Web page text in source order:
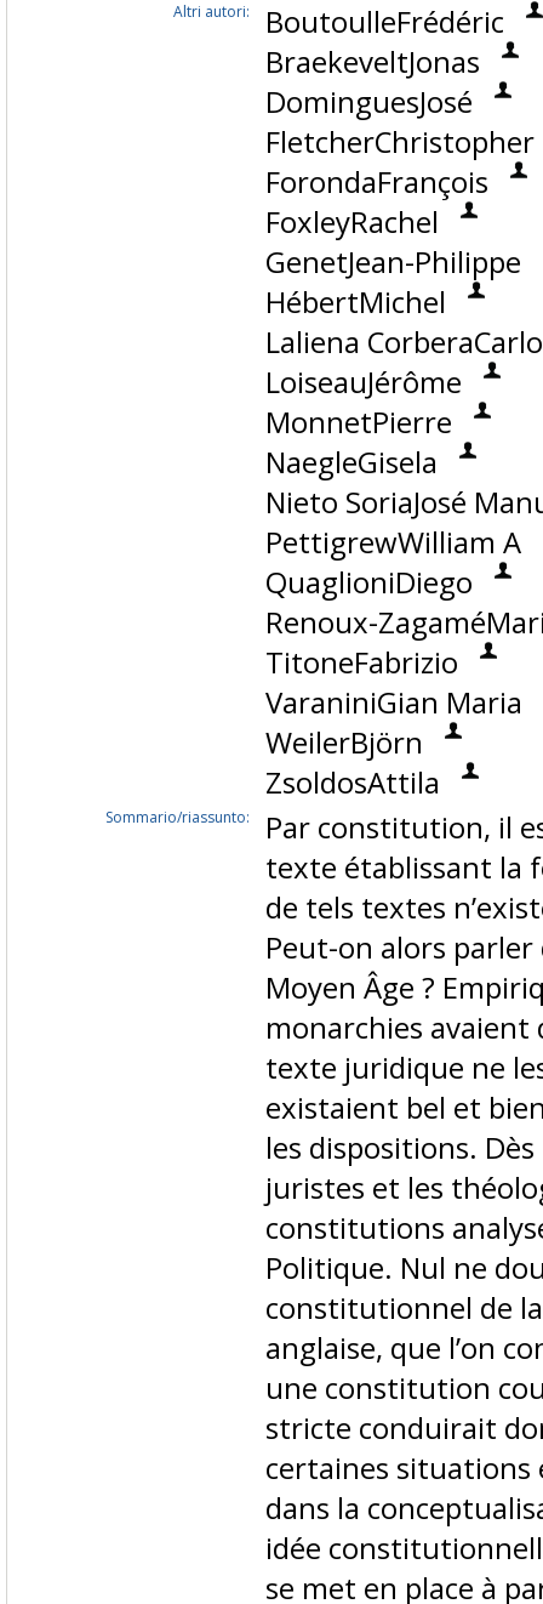
Altri autori:
BoutoulleFrédéric
BraekeveltJonas
DominguesJosé
FletcherChristopher
ForondaFrançois
FoxleyRachel
GenetJean-Philippe
HébertMichel
Laliena
LoiseauJérôme
MonnetPierre
NaegleGisela
Nieto SoriaJosé
PettigrewWilliam A
QuaglioniDiego
Renoux-
TitoneFabrizio
VaraniniGian Maria
WeilerBjörn
ZsoldosAttila
Sommario/riassunto:
Par constitution, il
texte établissant la
de tels textes
Peut-on alors
Moyen Âge ?
monarchies
texte juridique ne
existaient bel et
les dispositions.
juristes et les
constitutions
Politique. Nul ne
constitutionnel de
anglaise, que l’on
une constitution
stricte conduirait
certaines situations
dans la
idée
se met en place à